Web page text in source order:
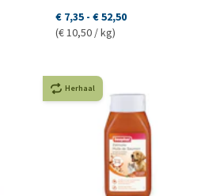
€ 7,35 - € 52,50
(€ 10,50 / kg)
Herhaal